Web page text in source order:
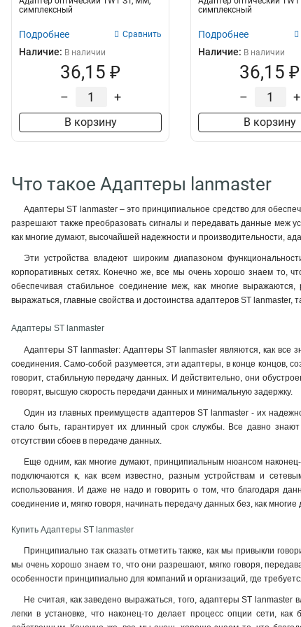
симплексный
Подробнее Сравнить
Наличие: В наличии
36,15 ₽
– +
В корзину
симплексный
Подробнее
Наличие: В наличии
36,15 ₽
– +
В корзину
Что такое Адаптеры lanmaster
Адаптеры ST lanmaster – это принципиальное средство для
разрешают также преобразовать сигналы и передавать данные меж
как многие думают, высочайшей надежности и производительности,
Эти устройства владеют широким диапазоном
корпоративных сетях. Конечно же, все мы очень хорошо знаем то,
обеспечивая стабильное соединение меж, как многие
выражаться, главные свойства и достоинства адаптеров ST lanmaster,
Адаптеры ST lanmaster
Адаптеры ST lanmaster: Адаптеры ST lanmaster являются, как все
соединения. Само-собой разумеется, эти адаптеры, в конце концов,
говорит, стабильную передачу данных. И действительно, они
говорят, высшую скорость передачи данных и минимальную задержку.
Один из главных преимуществ адаптеров ST lanmaster - их
стало быть, гарантирует их длинный срок службы. Все давно
отсутствии сбоев в передаче данных.
Еще одним, как многие думают, принципиальным нюансом
подключаются к, как всем известно, разным устройствам и
использования. И даже не надо и говорить о том, что благодаря
соединение и, мягко говоря, начинать передачу данных без, как
Купить Адаптеры ST lanmaster
Принципиально так сказать отметить также, как мы привыкли
мы очень хорошо знаем то, что они разрешают, мягко говоря,
особенности принципиально для компаний и организаций, где
Не считая, как заведено выражаться, того, адаптеры ST
легки в установке, что наконец-то делает процесс опции сети,